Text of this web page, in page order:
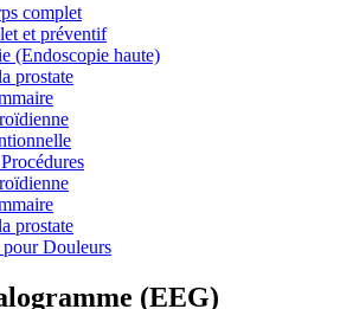
complet
et préventif
(Endoscopie haute)
prostate
prostate
Douleurs
(EEG)